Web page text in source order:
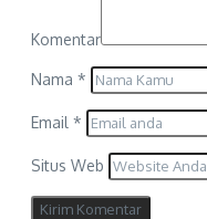
Komentar
Nama *
Email *
Situs Web